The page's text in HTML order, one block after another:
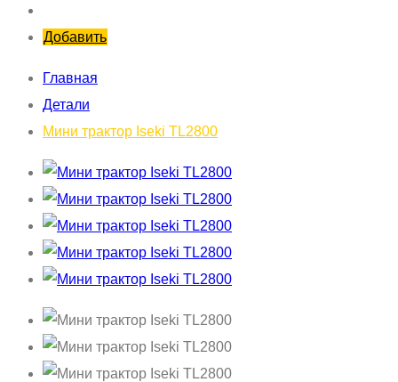
Добавить
Главная
Детали
Мини трактор Iseki TL2800